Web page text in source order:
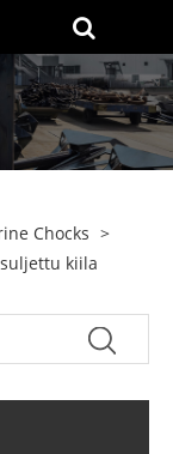
Chocks >
kiila